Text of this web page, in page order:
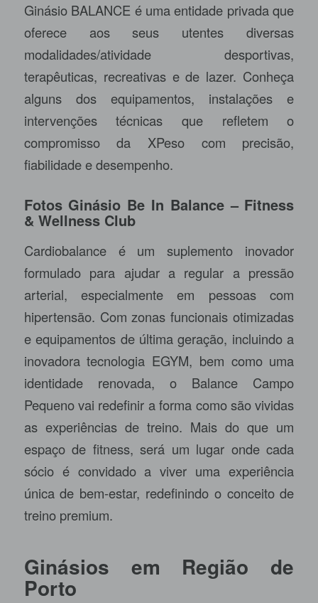
Ginásio BALANCE é uma entidade privada que
oferece aos seus utentes diversas
modalidades/atividade desportivas,
terapêuticas, recreativas e de lazer. Conheça
alguns dos equipamentos, instalações e
intervenções técnicas que refletem o
compromisso da XPeso com precisão,
fiabilidade e desempenho.
Fotos Ginásio Be In Balance – Fitness
& Wellness Club
Cardiobalance é um suplemento inovador
formulado para ajudar a regular a pressão
arterial, especialmente em pessoas com
hipertensão. Com zonas funcionais otimizadas
e equipamentos de última geração, incluindo a
inovadora tecnologia EGYM, bem como uma
identidade renovada, o Balance Campo
Pequeno vai redefinir a forma como são vividas
as experiências de treino. Mais do que um
espaço de fitness, será um lugar onde cada
sócio é convidado a viver uma experiência
única de bem-estar, redefinindo o conceito de
treino premium.
Ginásios em Região de
Porto